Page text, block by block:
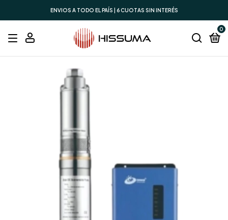
ENVIOS A TODO EL PAÍS | 6 CUOTAS SIN INTERÉS
0